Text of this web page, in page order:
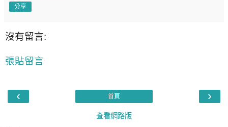
分享
沒有留言:
張貼留言
‹ ›
首頁
查看網路版